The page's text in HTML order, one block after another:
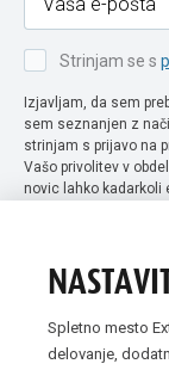
Strinjam se s
Izjavljam, da sem
sem seznanjen z
strinjam s prijavo na
Vašo privolitev v
novic lahko kadarkoli
Spletno mesto
delovanje,